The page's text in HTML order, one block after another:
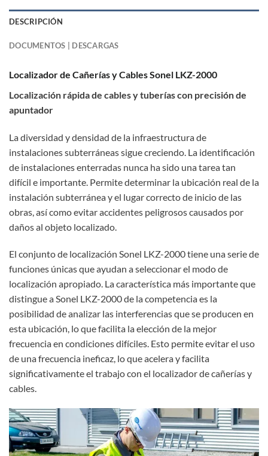
DESCRIPCIÓN
DOCUMENTOS | DESCARGAS
Localizador de Cañerías y Cables Sonel LKZ-2000
Localización rápida de cables y tuberías con precisión de
apuntador
La diversidad y densidad de la infraestructura de
instalaciones subterráneas sigue creciendo. La identificación
de instalaciones enterradas nunca ha sido una tarea tan
difícil e importante. Permite determinar la ubicación real de la
instalación subterránea y el lugar correcto de inicio de las
obras, así como evitar accidentes peligrosos causados por
daños al objeto localizado.
El conjunto de localización Sonel LKZ-2000 tiene una serie de
funciones únicas que ayudan a seleccionar el modo de
localización apropiado. La característica más importante que
distingue a Sonel LKZ-2000 de la competencia es la
posibilidad de analizar las interferencias que se producen en
esta ubicación, lo que facilita la elección de la mejor
frecuencia en condiciones difíciles. Esto permite evitar el uso
de una frecuencia ineficaz, lo que acelera y facilita
significativamente el trabajo con el localizador de cañerías y
cables.